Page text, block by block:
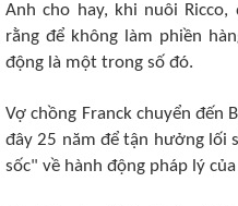
Anh cho hay, khi nuôi
rằng để không làm phiền
động là một trong số đó.
Vợ chồng Franck chuyển đến
đây 25 năm để tận hưởng lối
sốc" về hành động pháp lý